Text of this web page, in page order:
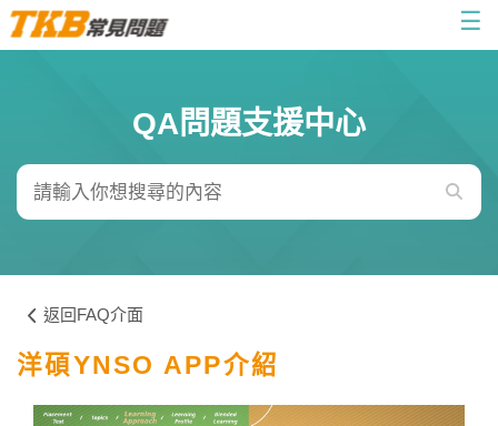
☰
QA問題支援中心
返回FAQ介面
洋碩YNSO APP介紹